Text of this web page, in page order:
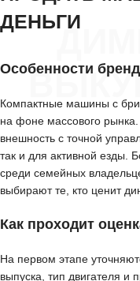
ДЕНЬГИ
Особенности
Компактные машины с
на фоне массового
внешность с точной
так и для активной езды.
среди семейных
выбирают те, кто ценит
Как проходит
На первом этапе
выпуска, тип двигателя и